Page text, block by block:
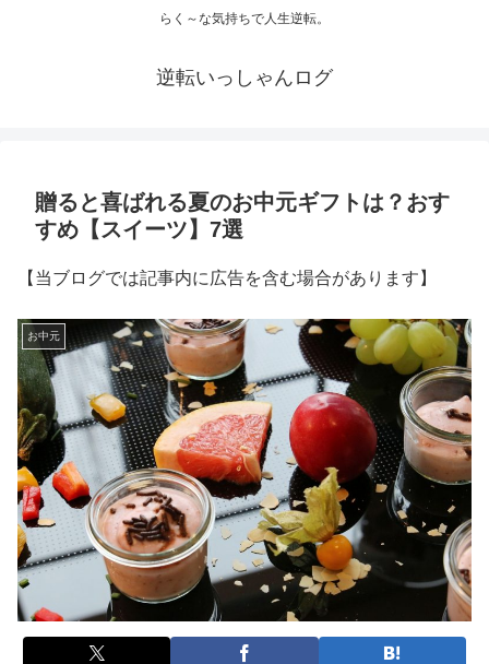
らく～な気持ちで人生逆転。
逆転いっしゃんログ
贈ると喜ばれる夏のお中元ギフトは？おす
すめ【スイーツ】7選
【当ブログでは記事内に広告を含む場合があります】
お中元